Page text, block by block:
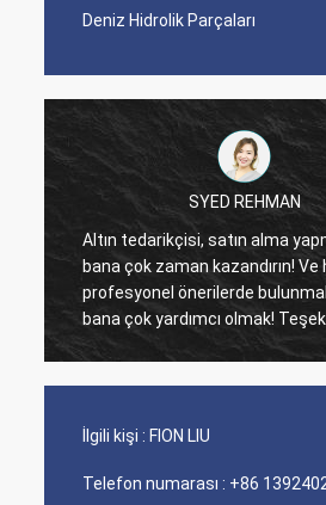
Deniz Hidrolik Parçaları
SYED REHMAN
Altın tedarikçisi, satın alma
bana çok zaman kazandırın! Ve her zaman
profesyonel önerilerde
bana çok yardımcı olmak! Teşekkürler! Her
şey en iyi sırada, kaliteli mallar,
kaliteli görünüyor ve satın almak
compnay ile iletişime geçecek
İlgili kişi : FION LIU
Telefon numarası : +86